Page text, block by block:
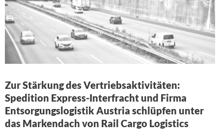
Zur Stärkung des Vertriebsaktivitäten:
Spedition Express-Interfracht und Firma
Entsorgungslogistik Austria schlüpfen unter
das Markendach von Rail Cargo Logistics